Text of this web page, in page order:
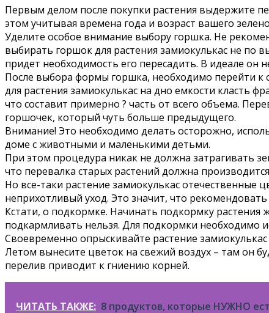
Первым делом после покупки растения выдержите
этом учитывая времена года и возраст вашего
Уделите особое внимание выбору горшка. Не
выбирать горшок для растения замиокулькас не по
придет необходимость его пересадить. В идеале он
После выбора формы горшка, необходимо перейти к
для растения замиокулькас на дно емкости класть
что составит примерно ? часть от всего объема.
горшочек, который чуть больше предыдущего.
Внимание! Это необходимо делать осторожно,
доме с животными и маленькими детьми.
При этом процедура никак не должна затрагивать
что перевалка старых растений должна
Но все-таки растение замиокулькас
неприхотливый уход. Это значит, что
Кстати, о подкормке. Начинать подкормку растения
подкармливать нельзя. Для подкормки необходимо
Своевременно опрыскивайте растение
Летом вынесите цветок на свежий воздух – там он
перелив приводит к гниению корней.
ЧИТАТЬ ТАКЖЕ: 8 продуктов, которые НУЖНО